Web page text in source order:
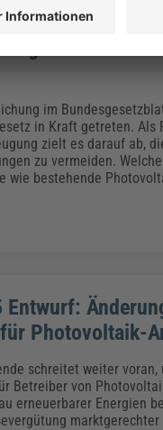
neue
im
in Kraft getreten. Als
zielt es darauf ab,
zu vermeiden.
wie bestehende
Entwurf:
Photovoltaik-
schreitet weiter
Betreiber von
erneuerbarer Energien